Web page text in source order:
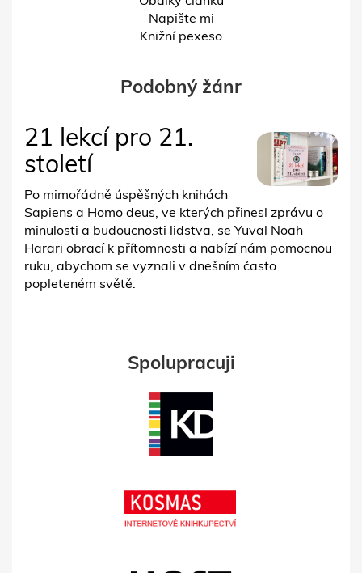
Napište mi
Knižní pexeso
Podobný žánr
21 lekcí pro 21.
století
Po mimořádně úspěšných knihách
Sapiens a Homo deus, ve kterých přinesl zprávu o
minulosti a budoucnosti lidstva, se Yuval Noah
Harari obrací k přítomnosti a nabízí nám pomocnou
ruku, abychom se vyznali v dnešním často
popleteném světě.
Spolupracuji